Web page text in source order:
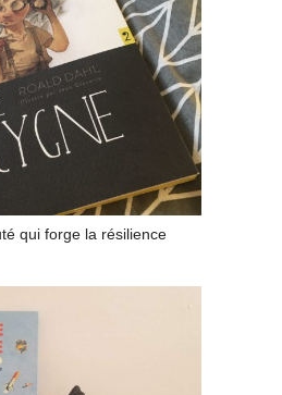
qui forge la résilience